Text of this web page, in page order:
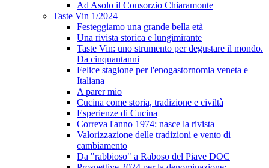
Ad Asolo il Consorzio Chiaramonte
Taste Vin 1/2024
Festeggiamo una grande bella età
Una rivista storica e lungimirante
Taste Vin: uno strumento per degustare il mondo.
Da cinquantanni
Felice stagione per l'enogastornomia veneta e
Italiana
A parer mio
Cucina come storia, tradizione e civiltà
Esperienze di Cucina
Correva l'anno 1974: nasce la rivista
Valorizzazione delle tradizioni e vento di
cambiamento
Da "rabbioso" a Raboso del Piave DOC